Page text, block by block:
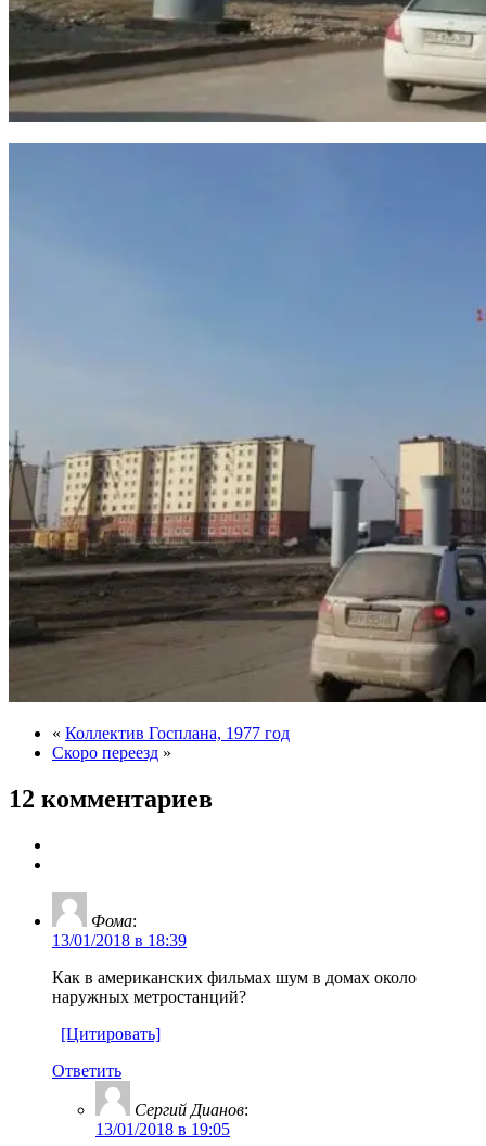
« Коллектив Госплана, 1977 год
Скоро переезд »
12 комментариев
Фома:
13/01/2018 в 18:39
Как в американских фильмах шум в домах около
наружных метростанций?
[Цитировать]
Ответить
Сергий Дианов:
13/01/2018 в 19:05